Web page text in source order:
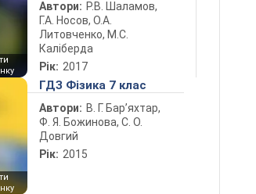
Автори: Р.В. Шаламов,
Г.А. Носов, О.А.
Литовченко, М.С.
Каліберда
Рік: 2017
ГДЗ Фізика 7 клас
Автори: В. Г. Бар’яхтар,
Ф. Я. Божинова, С. О.
Довгий
Рік: 2015